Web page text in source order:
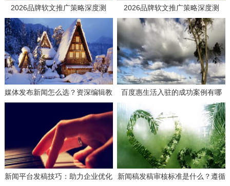
2026品牌软文推广策略深度测
评：如何选择高效媒体发稿供应商
实现品效合一？
2026品牌软文推广策略深度测
评：如何选择高效媒体发稿供应商
实现品效合一？
媒体发布新闻怎么选？资深编辑教
你选平台！
百度惠生活入驻的成功案例有哪
些？学习这些经验避免失误！
新闻平台发稿技巧：助力企业优化
新闻稿发稿审核标准是什么？遵循